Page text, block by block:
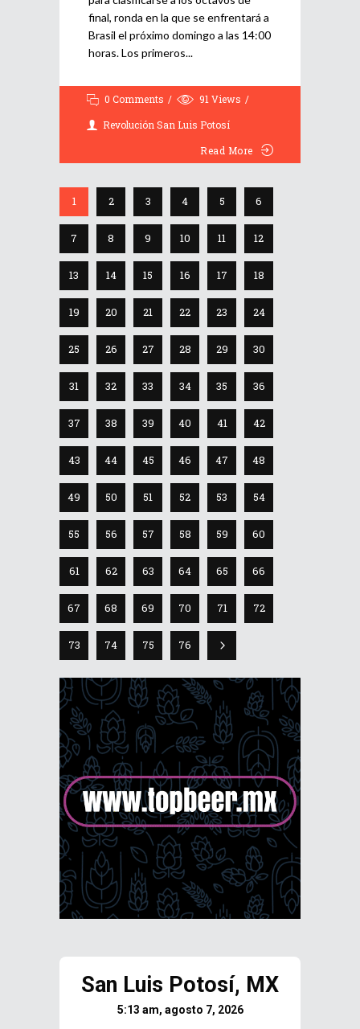
final, ronda en la que se enfrentará a
Brasil el próximo domingo a las 14:00
horas. Los primeros
0 Comments 91 Views
Revolución San Luis Potosí
Read More
1 2 3 4 5 6
7 8 9 10 11 12
13 14 15 16 17 18
19 20 21 22 23 24
25 26 27 28 29 30
31 32 33 34 35 36
37 38 39 40 41 42
43 44 45 46 47 48
49 50 51 52 53 54
55 56 57 58 59 60
61 62 63 64 65 66
67 68 69 70 71 72
73 74 75 76
San Luis Potosí, MX
5:13 am, agosto 7, 2026